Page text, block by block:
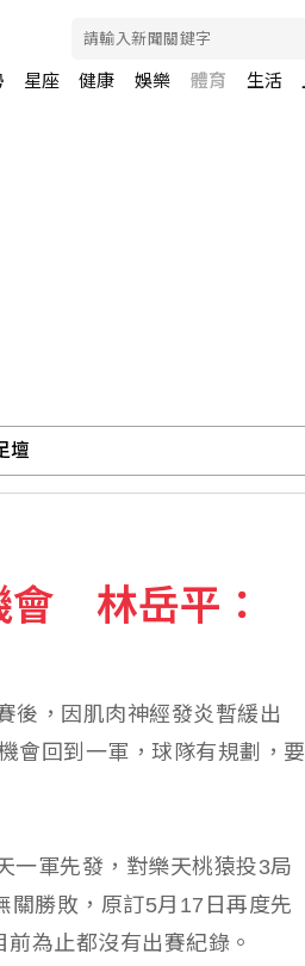
星座 健康 娛樂 體育 生活
壇
會 林岳平：
後，因肌肉神經發炎暫緩出
會回到一軍，球隊有規劃，要
一軍先發，對樂天桃猿投3局
關勝敗，原訂5月17日再度先
為止都沒有出賽紀錄。